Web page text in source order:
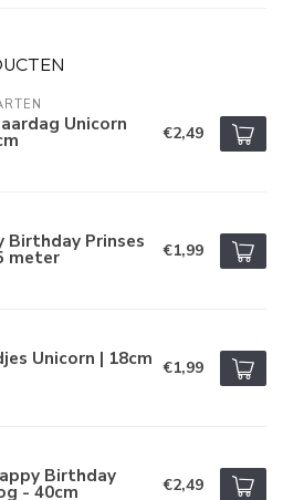
Unicorn €2,49
Birthday Prinses
meter €1,99
Unicorn | 18cm €1,99
Birthday
- 40cm €2,49